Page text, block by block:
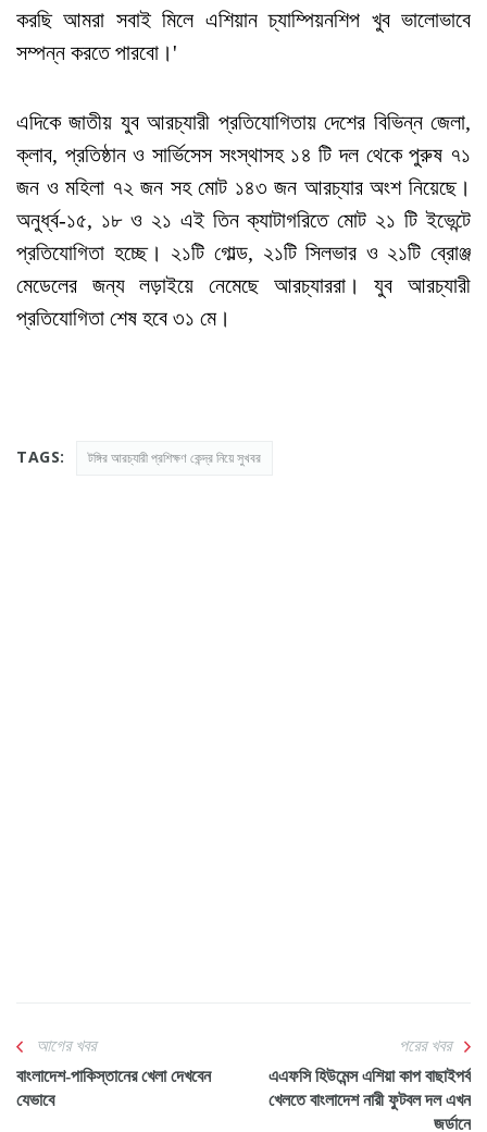
করছি আমরা সবাই মিলে এশিয়ান চ্যাম্পিয়নশিপ খুব ভালোভাবে
সম্পন্ন করতে পারবো।'
এদিকে জাতীয় যুব আরচ্যারী প্রতিযোগিতায় দেশের বিভিন্ন জেলা,
ক্লাব, প্রতিষ্ঠান ও সার্ভিসেস সংস্থাসহ ১৪ টি দল থেকে পুরুষ ৭১
জন ও মহিলা ৭২ জন সহ মোট ১৪৩ জন আরচ্যার অংশ নিয়েছে।
অনুর্ধ্ব-১৫, ১৮ ও ২১ এই তিন ক্যাটাগরিতে মোট ২১ টি ইভেন্টে
প্রতিযোগিতা হচ্ছে। ২১টি গোল্ড, ২১টি সিলভার ও ২১টি ব্রোঞ্জ
মেডেলের জন্য লড়াইয়ে নেমেছে আরচ্যাররা। যুব আরচ্যারী
প্রতিযোগিতা শেষ হবে ৩১ মে।
TAGS: টঙ্গির আরচ্যারী প্রশিক্ষণ কেন্দ্র নিয়ে সুখবর
আগের খবর
বাংলাদেশ-পাকিস্তানের খেলা দেখবেন
যেভাবে
পরের খবর
এএফসি হিউমেন্স এশিয়া কাপ বাছাইপর্ব
খেলতে বাংলাদেশ নারী ফুটবল দল এখন
জর্ডানে